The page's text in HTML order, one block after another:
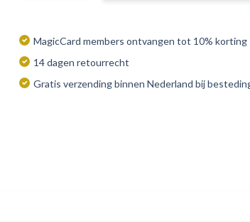
MagicCard members ontvangen tot 10% korting
14 dagen retourrecht
Gratis verzending binnen Nederland bij